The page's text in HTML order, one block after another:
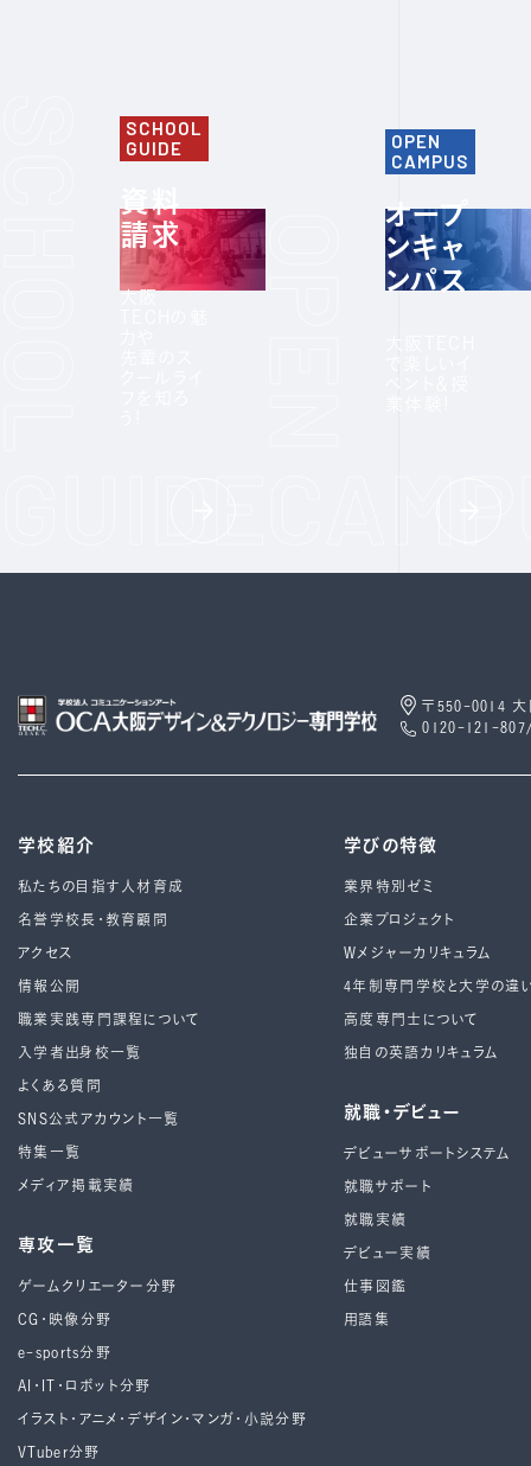
SCHOOL
GUIDE
資料
請求
大阪
OPEN
CAMPUS
オープ
ンキャ
ンパス
で楽しいイ
ベント＆授
業体験!
〒550-0014 大
0120-121-
学校紹介
私たちの目指す人材育成
名誉学校長・教育顧問
アクセス
情報公開
職業実践専門課程について
入学者出身校一覧
よくある質問
SNS公式アカウント一覧
特集一覧
メディア掲載実績
専攻一覧
ゲームクリエーター分野
CG・映像分野
e-sports分野
AI・IT・ロボット分野
イラスト・アニメ・デザイン・マンガ・小説分野
VTuber分野
学びの特徴
業界特別ゼミ
企業プロジェクト
Wメジャーカリキュラム
4年制専⾨学校と⼤学の違
高度専門士について
独自の英語カリキュラム
就職・デビュー
デビューサポートシステム
就職サポート
就職実績
デビュー実績
仕事図鑑
用語集